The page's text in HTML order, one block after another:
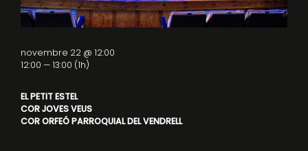
EL PETIT ESTEL
COR JOVES VEUS
COR ORFEÓ PARROQUIAL DEL VENDRELL
novembre 22 @ 12:00
12:00 — 13:00 (1h)